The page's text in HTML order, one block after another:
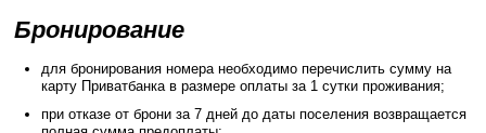
Бронирование
для бронирования номера необходимо перечислить сумму на
карту Приватбанка в размере оплаты за 1 сутки проживания;
при отказе от брони за 7 дней до даты поселения возвращается